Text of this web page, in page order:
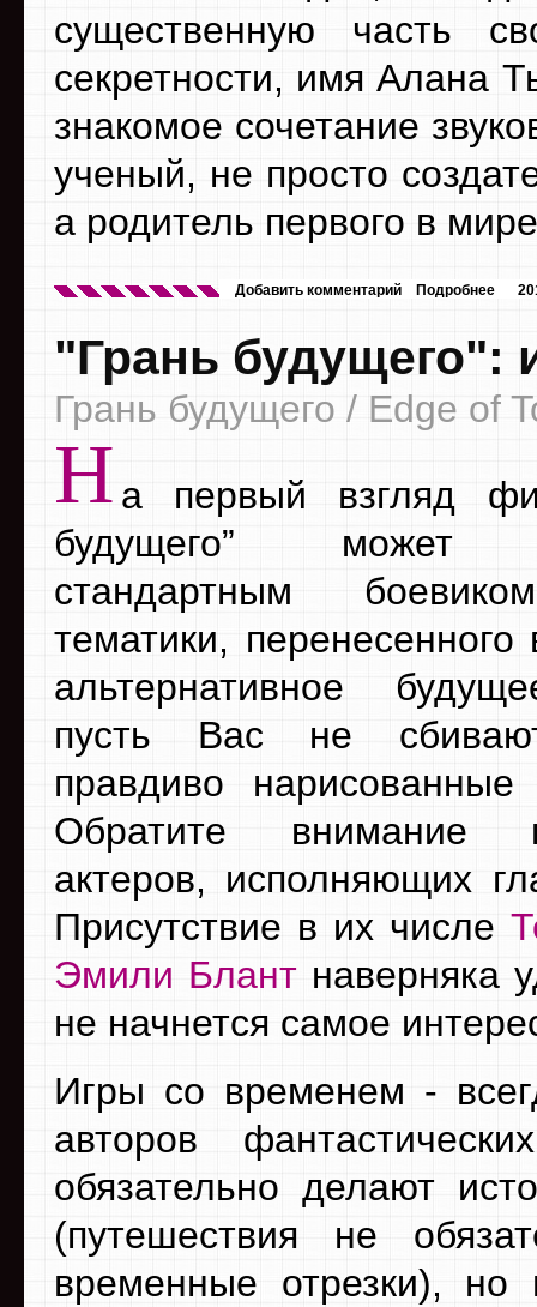
существенную часть
секретности, имя Алана
знакомое сочетание
ученый, не просто
а родитель первого в
Добавить комментарий Подробнее
"Грань будущего":
Грань будущего / Edge of
Н а первый взгляд
будущего” может
стандартным
тематики, перенесенного
альтернативное
пусть Вас не
правдиво
Обратите внимание
актеров, исполняющих
Присутствие в их числе
Эмили Блант наверняка
не начнется самое
Игры со временем -
авторов
обязательно делают
(путешествия не
временные отрезки),